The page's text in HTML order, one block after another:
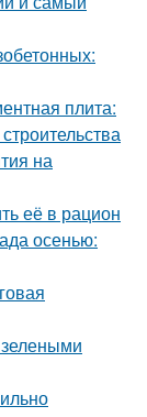
плита:
на
её в рацион
осенью: